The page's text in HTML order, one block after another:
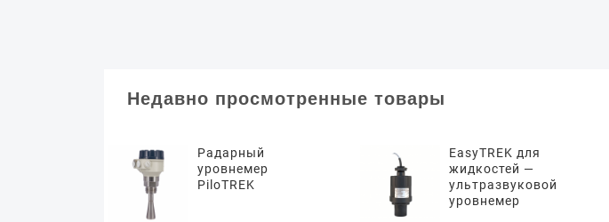
Недавно просмотренные товары
Радарный
уровнемер
PiloTREK
EasyTREK для
жидкостей —
ультразвуковой
уровнемер